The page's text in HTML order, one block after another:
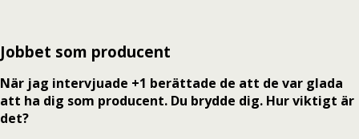
Jobbet som producent
När jag intervjuade +1 berättade de att de var glada
att ha dig som producent. Du brydde dig. Hur viktigt är
det?